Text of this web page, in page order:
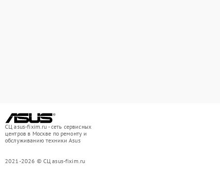
СЦ asus-fixim.ru - сеть сервисных
центров в Москве по ремонту и
обслуживанию техники Asus
2021-2026 © СЦ asus-fixim.ru